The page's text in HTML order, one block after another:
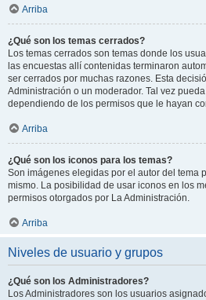
Arriba
¿Qué son los temas cerrados?
Los temas cerrados son temas donde los
las encuestas allí contenidas terminaron
ser cerrados por muchas razones. Esta
Administración o un moderador. Tal vez
dependiendo de los permisos que le hayan
Arriba
¿Qué son los iconos para los temas?
Son imágenes elegidas por el autor del tema
mismo. La posibilidad de usar iconos en los
permisos otorgados por La Administración.
Arriba
Niveles de usuario y grupos
¿Qué son los Administradores?
Los Administradores son los usuarios